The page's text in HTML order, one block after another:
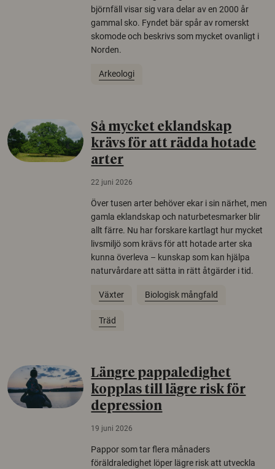
björnfäll visar sig vara delar av en 2000 år
gammal sko. Fyndet bär spår av romerskt
skomode och beskrivs som mycket ovanligt i
Norden.
Arkeologi
Så mycket eklandskap
krävs för att rädda hotade
arter
22 juni 2026
Över tusen arter behöver ekar i sin närhet, men
gamla eklandskap och naturbetesmarker blir
allt färre. Nu har forskare kartlagt hur mycket
livsmiljö som krävs för att hotade arter ska
kunna överleva – kunskap som kan hjälpa
naturvårdare att sätta in rätt åtgärder i tid.
Växter Biologisk mångfald
Träd
Längre pappaledighet
kopplas till lägre risk för
depression
19 juni 2026
Pappor som tar flera månaders
föräldraledighet löper lägre risk att utveckla